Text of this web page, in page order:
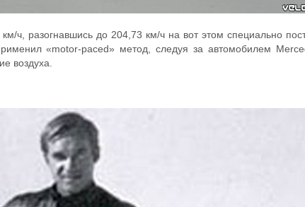
разогнавшись до 204,73 км/ч на вот этом специально
«motor-paced» метод, следуя за автомобилем
воздуха.